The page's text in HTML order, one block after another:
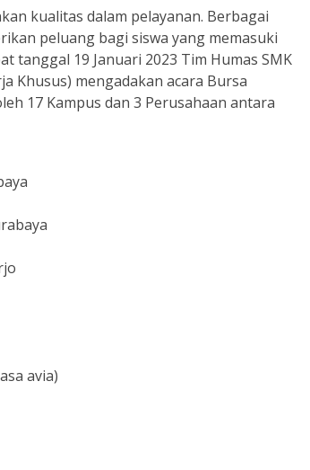
kualitas dalam pelayanan. Berbagai
peluang bagi siswa yang memasuki
tanggal 19 Januari 2023 Tim Humas SMK
Khusus) mengadakan acara Bursa
17 Kampus dan 3 Perusahaan antara
avia)